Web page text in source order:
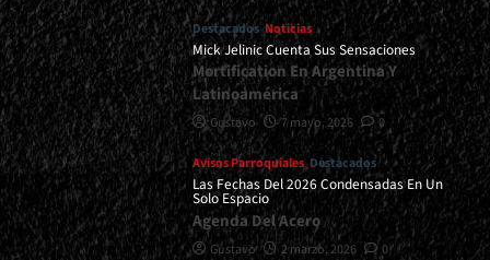
Destacados Noticias
Mick Jelinic Cuenta Sus Sensaciones
Mortification En Argentina Y
Latinoamérica
Gustavo 7 mayo, 2026 0
Avisos Parroquiales Destacados
Las Fechas Del 2026 Condensadas En Un
Solo Espacio
Agenda Del Acero
Gustavo 2 marzo, 2026 0